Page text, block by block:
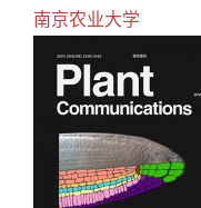
南京农业大学